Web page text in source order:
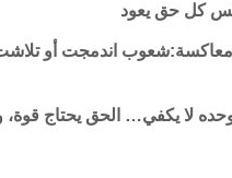
كل حق يعود
معاكسة:شعوب اندمجت أو
لا يكفي… الحق يحتاج